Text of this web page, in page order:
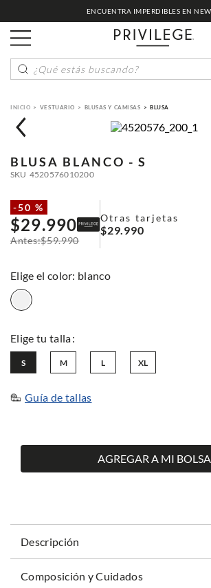
¿Qué estás buscando?
VESTUARIO BLUSAS Y CAMISAS BLUSA
BLUSA BLANCO - S
SKU 4520576010200
-50 %
$29.990
$59.990
Otras tarjetas
$29.990
: blanco
L
M
S XL
Guía de tallas
AGREGAR A MI BOLSA
Descripción
Composición y Cuidados